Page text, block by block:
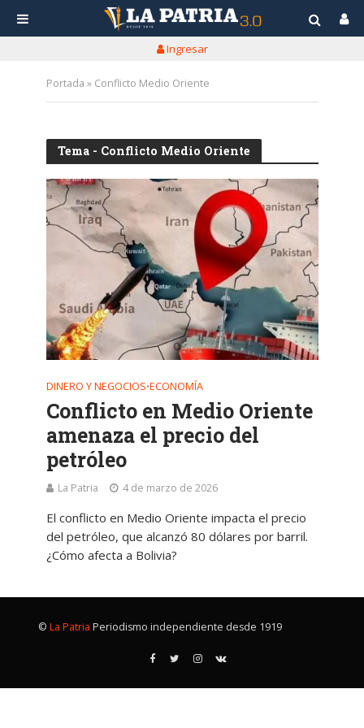
Ingresar
Portada » Conflicto Medio Oriente
Tema - Conflicto Medio Oriente
DINERO Y NEGOCIOS•ECONOMÍA
Conflicto en Medio Oriente
amenaza el precio del
petróleo
La Patria 4 de marzo de 2026
El conflicto en Medio Oriente impacta el precio
del petróleo, que alcanzó 80 dólares por barril.
¿Cómo afecta a Bolivia?
© La Patria Periodismo independiente desde 1919